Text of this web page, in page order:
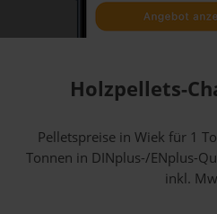
Holzpellets-
Pelletspreise in Wiek für 1
Tonnen in DINplus-/ENplus-
inkl.